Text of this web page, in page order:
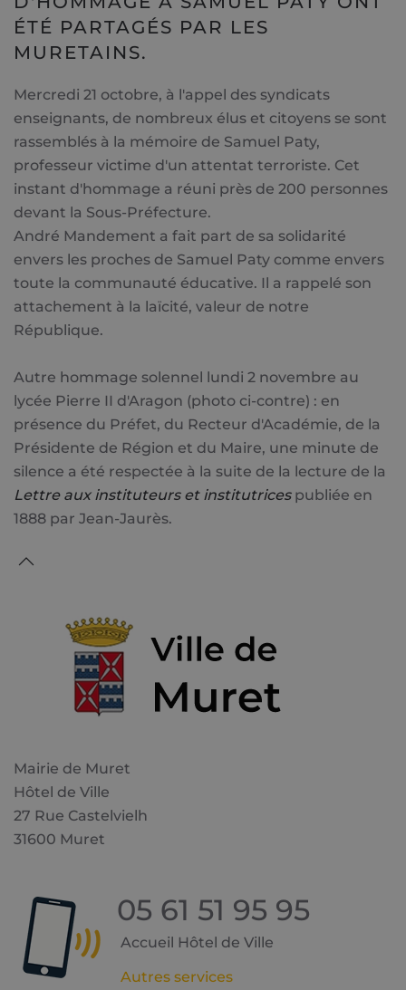
ÉTÉ PARTAGÉS PAR LES
MURETAINS.
Mercredi 21 octobre, à l'appel des syndicats
enseignants, de nombreux élus et citoyens se sont
rassemblés à la mémoire de Samuel Paty,
professeur victime d'un attentat terroriste. Cet
instant d'hommage a réuni près de 200 personnes
devant la Sous-Préfecture.
André Mandement a fait part de sa solidarité
envers les proches de Samuel Paty comme envers
toute la communauté éducative. Il a rappelé son
attachement à la laïcité, valeur de notre
République.
Autre hommage solennel lundi 2 novembre au
lycée Pierre II d'Aragon (photo ci-contre) : en
présence du Préfet, du Recteur d'Académie, de la
Présidente de Région et du Maire, une minute de
silence a été respectée à la suite de la lecture de la
Lettre aux instituteurs et institutricespubliée en
1888 par Jean-Jaurès.
Mairie de Muret
Hôtel de Ville
27 Rue Castelvielh
31600 Muret
05 61 51 95 95
Accueil Hôtel de Ville
Autres services